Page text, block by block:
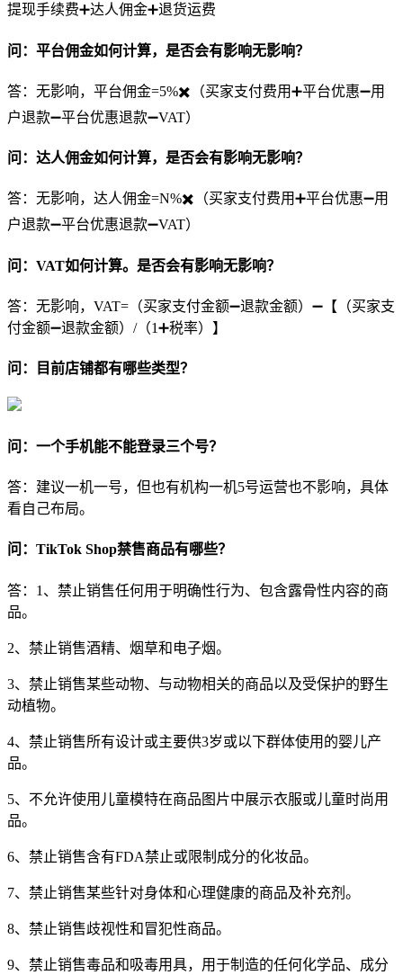
提现手续费➕达人佣金➕退货运费
问：平台佣金如何计算，是否会有影响无影响？
答：无影响，平台佣金=5%✖️（买家支付费用➕平台优惠➖用
户退款➖平台优惠退款➖VAT）
问：达人佣金如何计算，是否会有影响无影响？
答：无影响，达人佣金=N%✖️（买家支付费用➕平台优惠➖用
户退款➖平台优惠退款➖VAT）
问：VAT如何计算。是否会有影响无影响？
答：无影响，VAT=（买家支付金额➖退款金额）➖【（买家支
付金额➖退款金额）/（1➕税率）】
问：目前店铺都有哪些类型？
问：一个手机能不能登录三个号？
答：建议一机一号，但也有机构一机5号运营也不影响，具体
看自己布局。
问：TikTok Shop禁售商品有哪些？
答：1、禁止销售任何用于明确性行为、包含露骨性内容的商
品。
2、禁止销售酒精、烟草和电子烟。
3、禁止销售某些动物、与动物相关的商品以及受保护的野生
动植物。
4、禁止销售所有设计或主要供3岁或以下群体使用的婴儿产
品。
5、不允许使用儿童模特在商品图片中展示衣服或儿童时尚用
品。
6、禁止销售含有FDA禁止或限制成分的化妆品。
7、禁止销售某些针对身体和心理健康的商品及补充剂。
8、禁止销售歧视性和冒犯性商品。
9、禁止销售毒品和吸毒用具，用于制造的任何化学品、成分